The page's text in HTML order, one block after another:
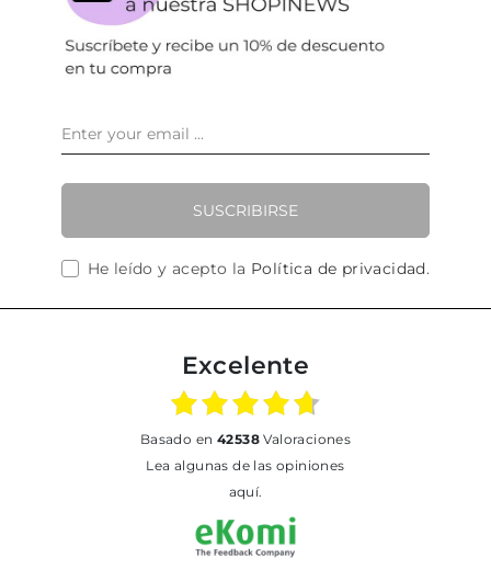
SUSCRIBIRSE
He leído y acepto la Política de privacidad.
Excelente
basado en 42538Valoraciones
Lea algunas de las opiniones
aquí.